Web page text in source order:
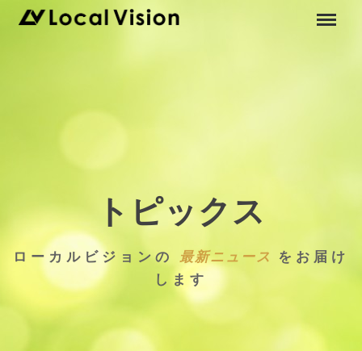
トピックス
ローカルビジョンの 最新ニュース
をお届け
します